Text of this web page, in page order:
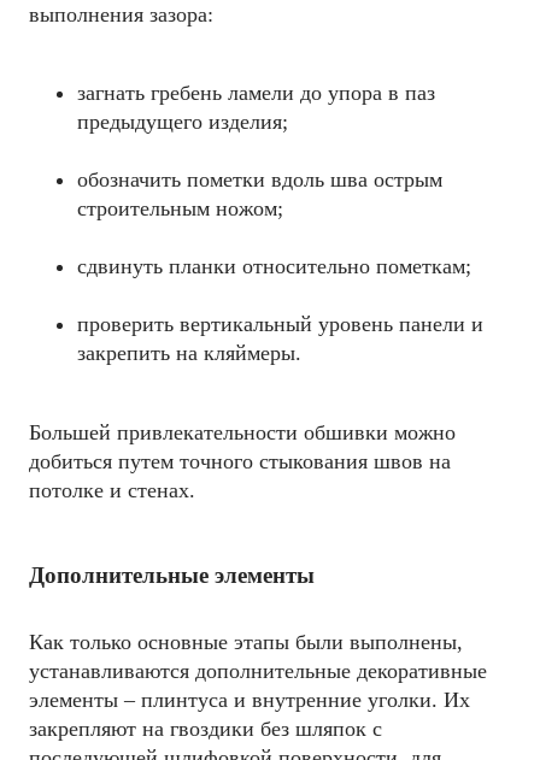
выполнения зазора:
загнать гребень ламели до упора в паз
предыдущего изделия;
обозначить пометки вдоль шва острым
строительным ножом;
сдвинуть планки относительно пометкам;
проверить вертикальный уровень панели и
закрепить на кляймеры.
Большей привлекательности обшивки можно
добиться путем точного стыкования швов на
потолке и стенах.
Дополнительные элементы
Как только основные этапы были выполнены,
устанавливаются дополнительные декоративные
элементы – плинтуса и внутренние уголки. Их
закрепляют на гвоздики без шляпок с